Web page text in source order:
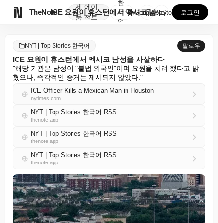
TheNote
제
품
에이
전트
ICE 요원이 휴스턴에서 멕시코 남성을 사살하다
한
국
어
GooglePlay
AppStore 로그인
NYT | Top Stories 한국어 팔로우
ICE 요원이 휴스턴에서 멕시코 남성을 사살하다
"해당 기관은 남성이 "불법 외국인"이며 요원을 치려 했다고 밝
혔으나, 즉각적인 증거는 제시되지 않았다."
ICE Officer Kills a Mexican Man in Houston
nytimes.com
NYT | Top Stories 한국어 RSS
thenote.app
NYT | Top Stories 한국어 RSS
thenote.app
NYT | Top Stories 한국어 RSS
thenote.app